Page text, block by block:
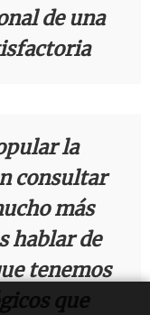
de una
la
consultar
más
hablar de
tenemos
que